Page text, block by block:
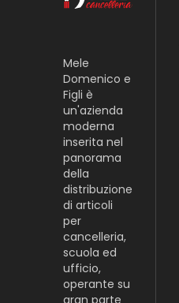
Mele
Domenico e
Figli è
un'azienda
moderna
inserita nel
panorama
della
distribuzione
di articoli
per
cancelleria,
scuola ed
ufficio,
operante su
gran parte